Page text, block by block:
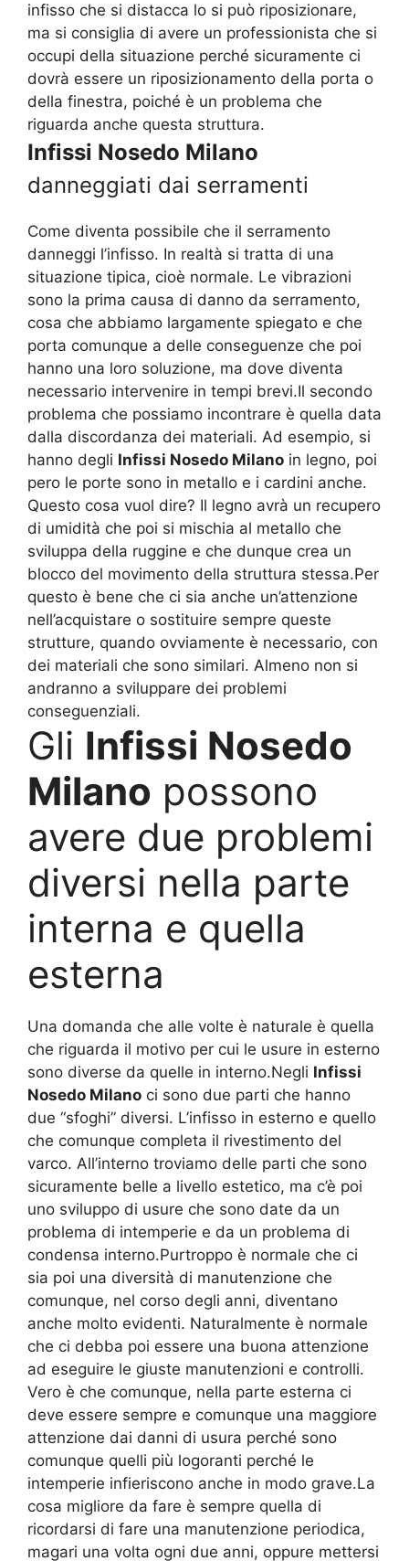
infisso che si distacca lo si può riposizionare,
ma si consiglia di avere un professionista che si
occupi della situazione perché sicuramente ci
dovrà essere un riposizionamento della porta o
della finestra, poiché è un problema che
riguarda anche questa struttura.
Infissi Nosedo Milano
danneggiati dai serramenti
Come diventa possibile che il serramento
danneggi l’infisso. In realtà si tratta di una
situazione tipica, cioè normale. Le vibrazioni
sono la prima causa di danno da serramento,
cosa che abbiamo largamente spiegato e che
porta comunque a delle conseguenze che poi
hanno una loro soluzione, ma dove diventa
necessario intervenire in tempi brevi.Il secondo
problema che possiamo incontrare è quella data
dalla discordanza dei materiali. Ad esempio, si
hanno degli Infissi Nosedo Milano in legno, poi
pero le porte sono in metallo e i cardini anche.
Questo cosa vuol dire? Il legno avrà un recupero
di umidità che poi si mischia al metallo che
sviluppa della ruggine e che dunque crea un
blocco del movimento della struttura stessa.Per
questo è bene che ci sia anche un’attenzione
nell’acquistare o sostituire sempre queste
strutture, quando ovviamente è necessario, con
dei materiali che sono similari. Almeno non si
andranno a sviluppare dei problemi
conseguenziali.
Gli Infissi Nosedo
Milano possono
avere due problemi
diversi nella parte
interna e quella
esterna
Una domanda che alle volte è naturale è quella
che riguarda il motivo per cui le usure in esterno
sono diverse da quelle in interno.Negli Infissi
Nosedo Milano ci sono due parti che hanno
due “sfoghi” diversi. L’infisso in esterno e quello
che comunque completa il rivestimento del
varco. All’interno troviamo delle parti che sono
sicuramente belle a livello estetico, ma c’è poi
uno sviluppo di usure che sono date da un
problema di intemperie e da un problema di
condensa interno.Purtroppo è normale che ci
sia poi una diversità di manutenzione che
comunque, nel corso degli anni, diventano
anche molto evidenti. Naturalmente è normale
che ci debba poi essere una buona attenzione
ad eseguire le giuste manutenzioni e controlli.
Vero è che comunque, nella parte esterna ci
deve essere sempre e comunque una maggiore
attenzione dai danni di usura perché sono
comunque quelli più logoranti perché le
intemperie infieriscono anche in modo grave.La
cosa migliore da fare è sempre quella di
ricordarsi di fare una manutenzione periodica,
magari una volta ogni due anni, oppure mettersi